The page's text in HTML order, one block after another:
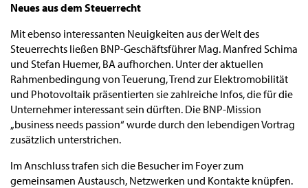
Neues aus dem Steuerrecht
Mit ebenso interessanten Neuigkeiten aus der Welt des
Steuerrechts ließen BNP-Geschäftsführer Mag. Manfred Schima
und Stefan Huemer, BA aufhorchen. Unter der aktuellen
Rahmenbedingung von Teuerung, Trend zur Elektromobilität
und Photovoltaik präsentierten sie zahlreiche Infos, die für die
Unternehmer interessant sein dürften. Die BNP-Mission
„business needs passion“ wurde durch den lebendigen Vortrag
zusätzlich unterstrichen.
Im Anschluss trafen sich die Besucher im Foyer zum
gemeinsamen Austausch, Netzwerken und Kontakte knüpfen.